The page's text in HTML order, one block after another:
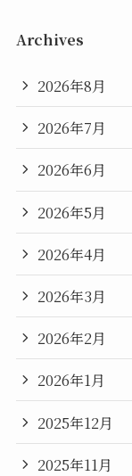
Archives
2026年8月
2026年7月
2026年6月
2026年5月
2026年4月
2026年3月
2026年2月
2026年1月
2025年12月
2025年11月